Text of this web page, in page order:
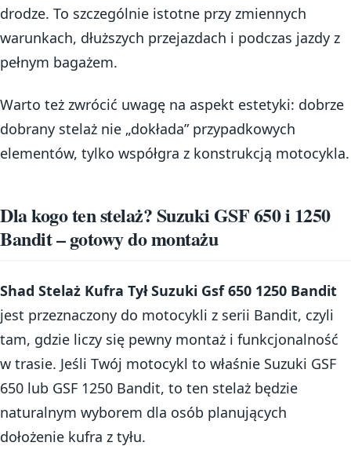
drodze. To szczególnie istotne przy zmiennych
warunkach, dłuższych przejazdach i podczas jazdy z
pełnym bagażem.
Warto też zwrócić uwagę na aspekt estetyki: dobrze
dobrany stelaż nie „dokłada” przypadkowych
elementów, tylko współgra z konstrukcją motocykla.
Dla kogo ten stelaż? Suzuki GSF 650 i 1250
Bandit – gotowy do montażu
Shad Stelaż Kufra Tył Suzuki Gsf 650 1250 Bandit
jest przeznaczony do motocykli z serii Bandit, czyli
tam, gdzie liczy się pewny montaż i funkcjonalność
w trasie. Jeśli Twój motocykl to właśnie Suzuki GSF
650 lub GSF 1250 Bandit, to ten stelaż będzie
naturalnym wyborem dla osób planujących
dołożenie kufra z tyłu.